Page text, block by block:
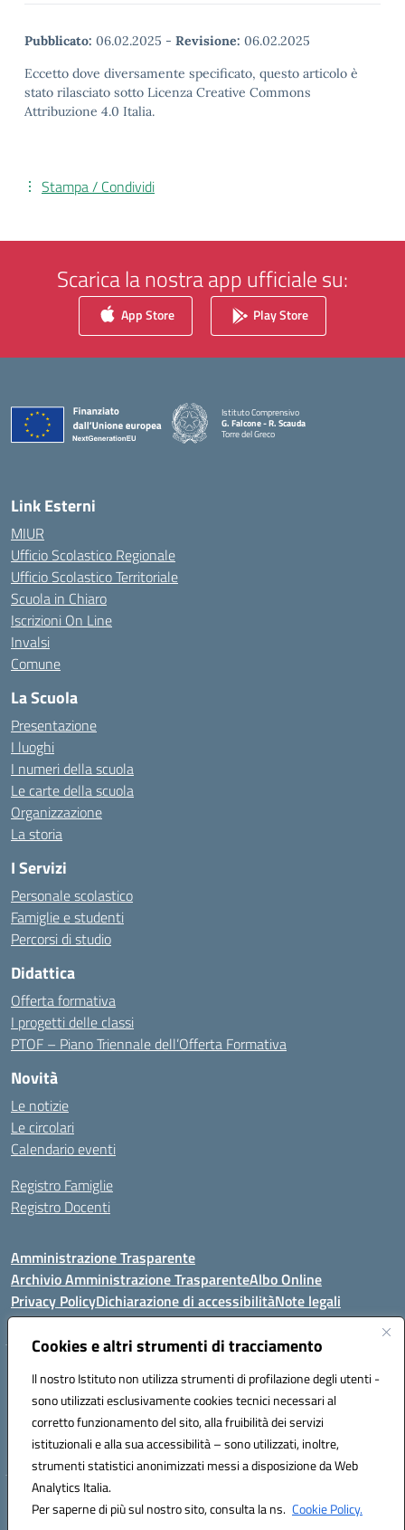
Cookies e altri strumenti di tracciamento
Il nostro Istituto non utilizza strumenti di profilazione degli utenti -
sono utilizzati esclusivamente cookies tecnici necessari al
corretto funzionamento del sito, alla fruibilità dei servizi
istituzionali e alla sua accessibilità – sono utilizzati, inoltre,
strumenti statistici anonimizzati messi a disposizione da Web
Analytics Italia.
Per saperne di più sul nostro sito, consulta la ns. Cookie Policy.
Pubblicato: 06.02.2025 - Revisione: 06.02.2025
Eccetto dove diversamente specificato, questo articolo è
stato rilasciato sotto Licenza Creative Commons
Attribuzione 4.0 Italia.
Stampa / Condividi
Scarica la nostra app ufficiale su:
App Store Play Store
Istituto Comprensivo
G. Falcone - R. Scauda
Torre del Greco
Link Esterni
MIUR
Ufficio Scolastico Regionale
Ufficio Scolastico Territoriale
Scuola in Chiaro
Iscrizioni On Line
Invalsi
Comune
La Scuola
Presentazione
I luoghi
I numeri della scuola
Le carte della scuola
Organizzazione
La storia
I Servizi
Personale scolastico
Famiglie e studenti
Percorsi di studio
Didattica
Offerta formativa
I progetti delle classi
PTOF – Piano Triennale dell’Offerta Formativa
Novità
Le notizie
Le circolari
Calendario eventi
Registro Famiglie
Registro Docenti
Amministrazione Trasparente
Archivio Amministrazione TrasparenteAlbo Online
Privacy PolicyDichiarazione di accessibilitàNote legali
Istituto Comprensivo Statale
Via Cupa Campanariello, 5 - 80059, Torre del Greco (NA)
Tel. +39 0818834377 - Fax +39 0818834377 - Cod.Fisc. 95170530638
Email: naic8df00a@istruzione.it - PEC: naic8df00a@pec.istruzione.it
Hosting & Powered by 3D Solution S.r.l.
Concept & Design by Designers Italia